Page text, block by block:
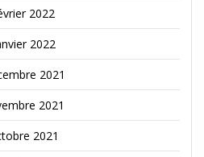
2022
2022
2021
2021
2021